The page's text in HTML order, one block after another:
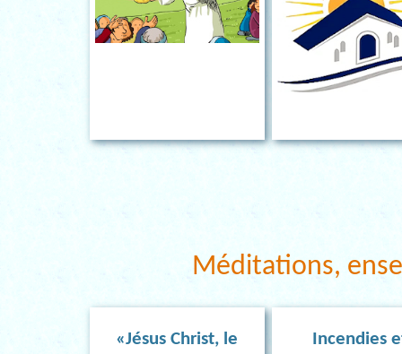
Méditations,
«Jésus Christ, le
Incendies